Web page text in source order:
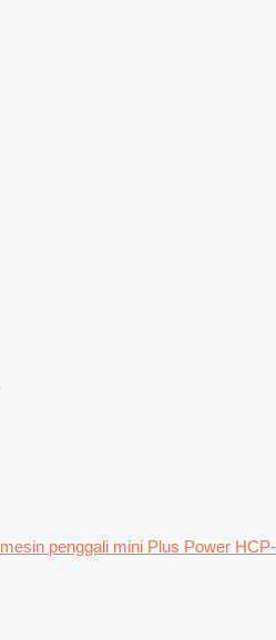
mesin penggali mini Plus Power HCP-